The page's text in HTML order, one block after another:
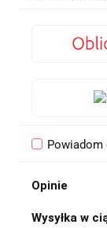
Powiadom
Opinie
Wysyłka w